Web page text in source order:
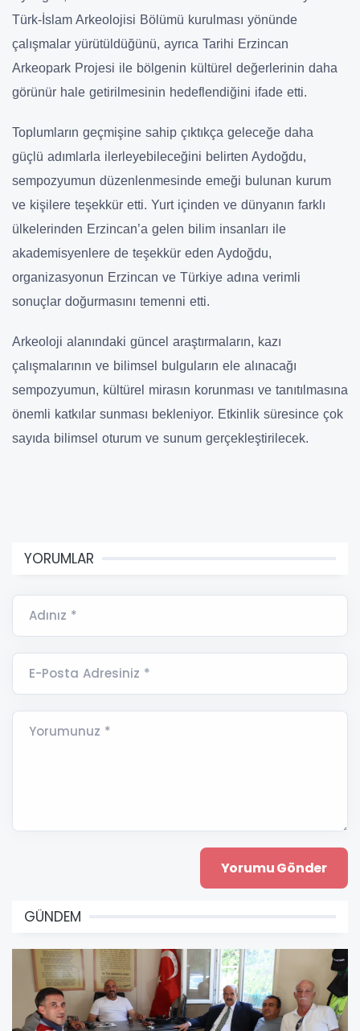
Türk-İslam Arkeolojisi Bölümü kurulması yönünde
çalışmalar yürütüldüğünü, ayrıca Tarihi Erzincan
Arkeopark Projesi ile bölgenin kültürel değerlerinin daha
görünür hale getirilmesinin hedeflendiğini ifade etti.
Toplumların geçmişine sahip çıktıkça geleceğe daha
güçlü adımlarla ilerleyebileceğini belirten Aydoğdu,
sempozyumun düzenlenmesinde emeği bulunan kurum
ve kişilere teşekkür etti. Yurt içinden ve dünyanın farklı
ülkelerinden Erzincan’a gelen bilim insanları ile
akademisyenlere de teşekkür eden Aydoğdu,
organizasyonun Erzincan ve Türkiye adına verimli
sonuçlar doğurmasını temenni etti.
Arkeoloji alanındaki güncel araştırmaların, kazı
çalışmalarının ve bilimsel bulguların ele alınacağı
sempozyumun, kültürel mirasın korunması ve tanıtılmasına
önemli katkılar sunması bekleniyor. Etkinlik süresince çok
sayıda bilimsel oturum ve sunum gerçekleştirilecek.
YORUMLAR
Adınız *
E-Posta Adresiniz *
Yorumunuz *
GÜNDEM